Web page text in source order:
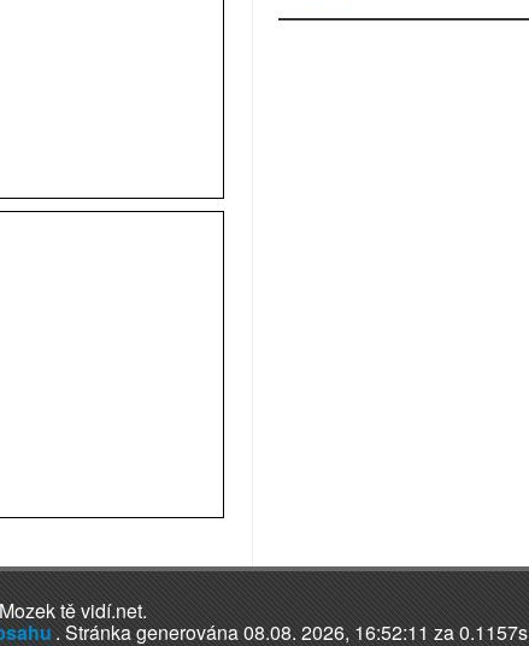
tě vidí.net.
. Stránka generována 08.08. 2026, 16:52:11 za 0.1157s